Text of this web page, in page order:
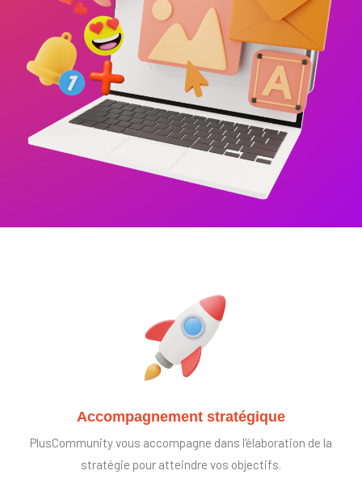
Accompagnement stratégique
PlusCommunity vous accompagne dans l'élaboration de la
stratégie pour atteindre vos objectifs.